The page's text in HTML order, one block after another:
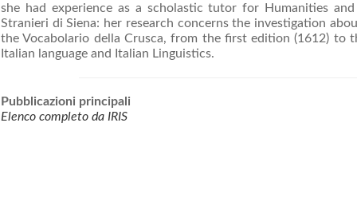
she had experience as a scholastic tutor for Humanities
Stranieri di Siena: her research concerns the investigation
the Vocabolario della Crusca, from the first edition (1612) to
Italian language and Italian Linguistics.
Pubblicazioni principali
Elenco completo da IRIS